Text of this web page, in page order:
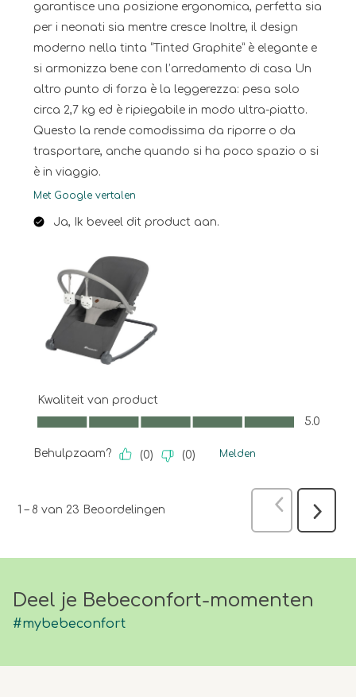
Deel je Bebeconfort-momenten
#mybebeconfort
garantisce una posizione ergonomica, perfetta sia
per i neonati sia mentre cresce Inoltre, il design
moderno nella tinta “Tinted Graphite” è elegante e
si armonizza bene con l’arredamento di casa Un
altro punto di forza è la leggerezza: pesa solo
circa 2,7 kg ed è ripiegabile in modo ultra-piatto.
Questo la rende comodissima da riporre o da
trasportare, anche quando si ha poco spazio o si
è in viaggio.
Met Google vertalen
Ja, Ik beveel dit product aan.
Kwaliteit van product
Kwaliteit van product, 5.0 van 5
5.0
Behulpzaam? (0) (0) Melden
1 – 8 van 23 Beoordelingen Vorige